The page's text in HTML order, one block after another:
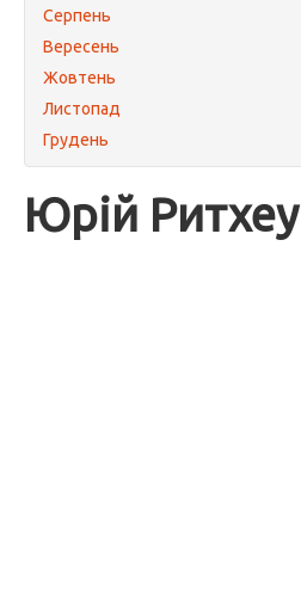
Серпень
Вересень
Жовтень
Листопад
Грудень
Юрій Ритхеу